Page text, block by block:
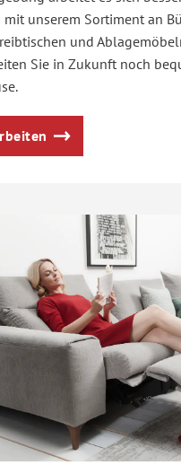
mit unserem Sortiment an
und
Sie in Zukunft noch